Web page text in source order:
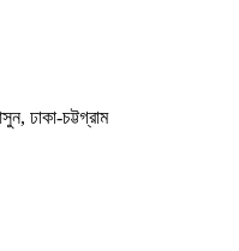
ঢাকা-চট্টগ্রাম